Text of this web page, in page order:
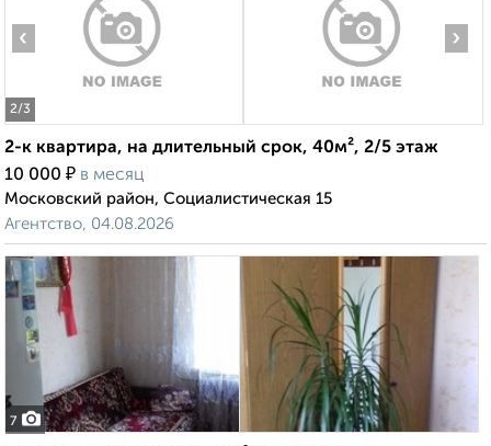
2/3
‹ ›
2-к квартира, на длительный срок, 40м², 2/5 этаж
10 000 ₽ в месяц
Московский район, Социалистическая 15
Агентство, 04.08.2026
7